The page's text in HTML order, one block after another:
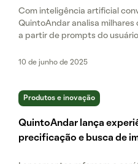
Com inteligência artificial
QuintoAndar analisa
a partir de prompts do
10 de junho de 2025
Produtos e inovação
QuintoAndar lança
precificação e busca de